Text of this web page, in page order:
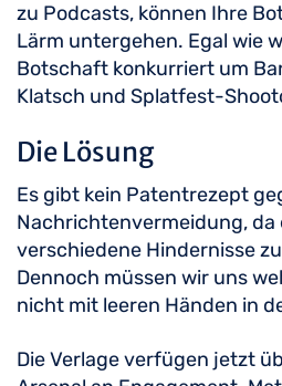
zu Podcasts, können Ihre
Lärm untergehen. Egal wie
Botschaft konkurriert um
Klatsch und Splatfest-
Die Lösung
Es gibt kein Patentrezept
Nachrichtenvermeidung, da
verschiedene Hindernisse
Dennoch müssen wir uns
nicht mit leeren Händen in
Die Verlage verfügen jetzt